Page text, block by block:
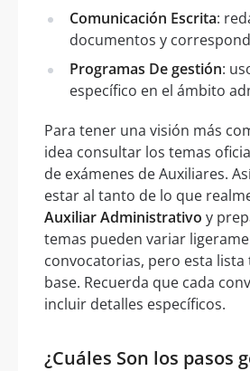
Comunicación Escrita:
documentos y
Programas De gestión:
específico en el ámbito
Para tener una visión más
idea consultar los temas
de exámenes de Auxiliares.
estar al tanto de lo que
Auxiliar Administrativo y
temas pueden variar
convocatorias, pero esta lista
base. Recuerda que cada
incluir detalles específicos.
¿Cuáles Son los pasos